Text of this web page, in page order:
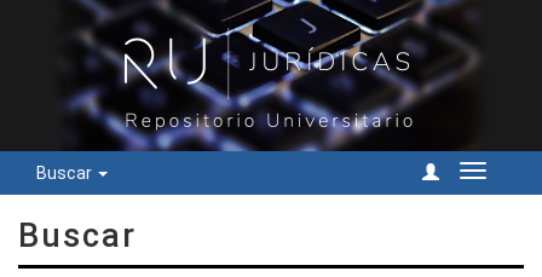
Buscar
Cambiar
Buscar